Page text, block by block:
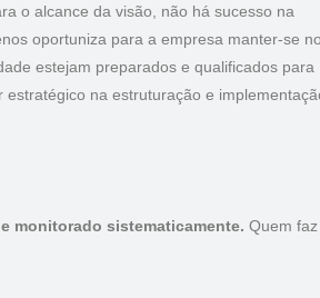
o alcance da visão, não há sucesso na
oportuniza para a empresa manter-se no
estejam preparados e qualificados para
na estruturação e
monitorado sistematicamente. Quem faz